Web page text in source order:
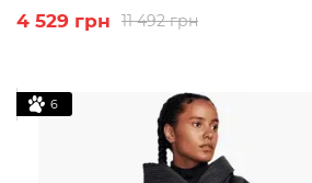
11 492 грн
4 529 грн
6